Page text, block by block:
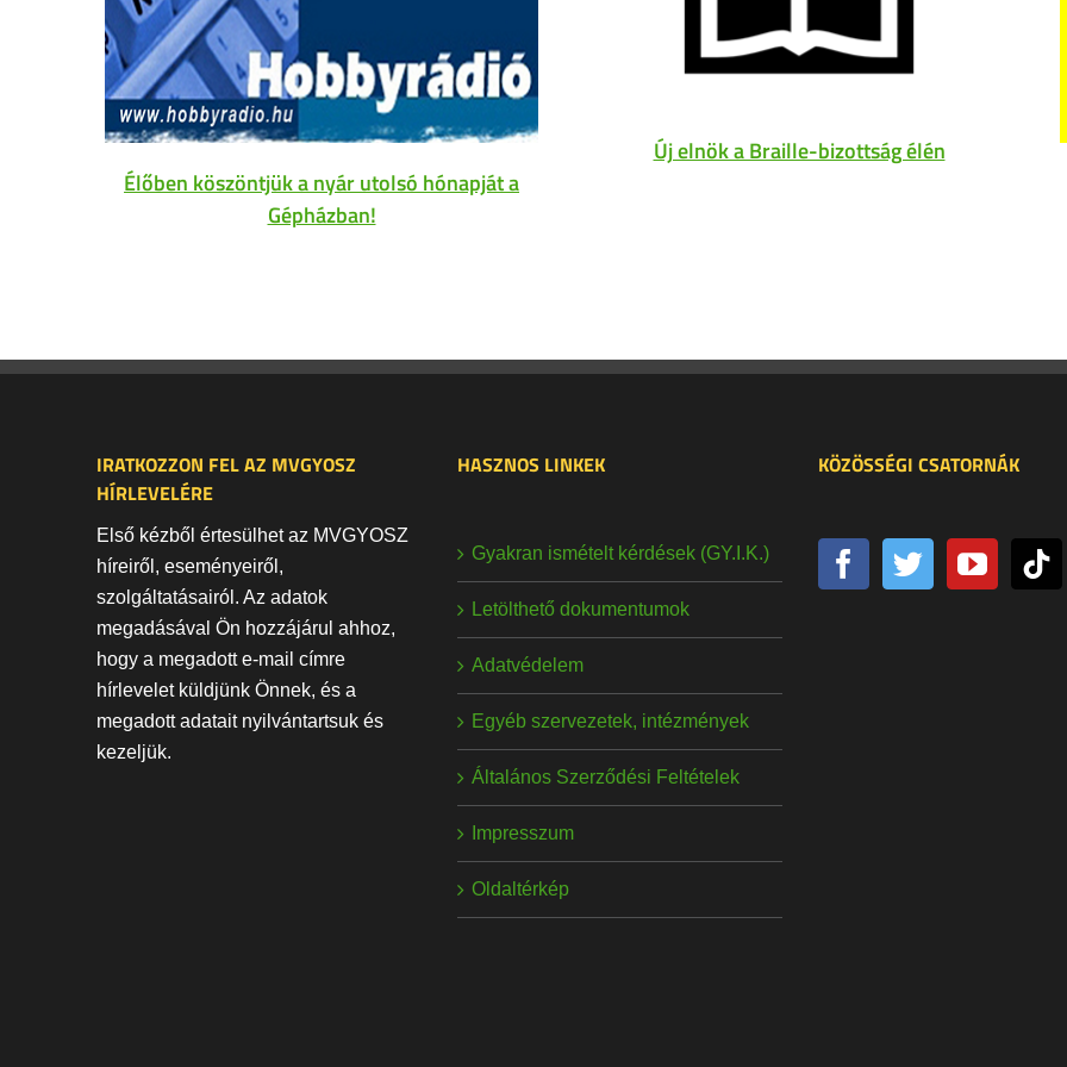
Élőben köszöntjük a nyár utolsó hónapját a
Gépházban!
Új elnök a Braille-bizottság élén
IRATKOZZON FEL AZ MVGYOSZ
HÍRLEVELÉRE
Első kézből értesülhet az MVGYOSZ
híreiről, eseményeiről,
szolgáltatásairól. Az adatok
megadásával Ön hozzájárul ahhoz,
hogy a megadott e-mail címre
hírlevelet küldjünk Önnek, és a
megadott adatait nyilvántartsuk és
kezeljük.
HASZNOS LINKEK
Gyakran ismételt kérdések (GY.I.K.)
Letölthető dokumentumok
Adatvédelem
Egyéb szervezetek, intézmények
Általános Szerződési Feltételek
Impresszum
Oldaltérkép
KÖZÖSSÉGI CSATORNÁK